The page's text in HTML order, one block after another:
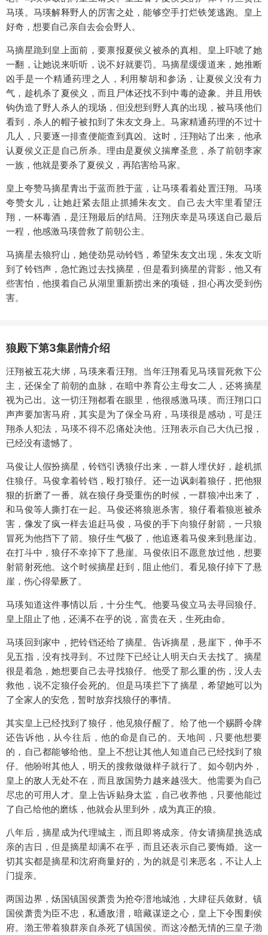
马瑛。马瑛解释野人的厉害之处，能够空手打烂铁笼逃跑。皇上
好奇，想要自己亲自去会会野人。
马摘星跪到皇上面前，要禀报夏侯义被杀的真相。皇上吓唬了她
一翻，让她说来听听，说不好就要罚。马摘星缓缓道来，她推断
凶手是一个精通药理之人，利用黎胡和参汤，让夏侯义没有力
气，趁机杀了夏侯义，而且尸体还找不到中毒的迹象。并且用铁
钩伪造了野人杀人的现场，但没想到野人真的出现，被马瑛他们
看到，杀人的帽子被扣到了朱友文身上。马家精通药理的不过十
几人，只要逐一排查便能查到真凶。这时，汪翔站了出来，他承
认夏侯义正是自己所杀。理由是夏侯义揣摩圣意，杀了前朝李家
一族，他就是要杀了夏侯义，再陷害给马家。
皇上夸赞马摘星青出于蓝而胜于蓝，让马瑛看着处置汪翔。马瑛
夸赞女儿，让她赶紧去阻止抓捕朱友文。自己去大牢里看望汪
翔，一杯毒酒，是汪翔最后的结局。汪翔庆幸是马瑛送自己最后
一程，他感激马瑛曾救了前朝公主。
马摘星去狼狩山，她使劲晃动铃铛，希望朱友文出现，朱友文听
到了铃铛声，急忙跑过去找摘星，但是看到摘星的背影，他又有
些害怕，他摸着自己从湖里重新捞出来的项链，担心再次受到伤
害。
狼殿下第3集剧情介绍
汪翔被五花大绑，马瑛来看汪翔。当年汪翔看见马瑛冒死救下公
主，还保全了前朝的血脉，在暗中养育公主母女二人，还将摘星
视为己出。这一切汪翔都看在眼里，他很感激马瑛。而汪翔口口
声声要加害马府，其实是为了保全马府，马瑛很是感动，可是汪
翔杀人犯法，马瑛不得不忍痛处决他。汪翔表示自己大仇已报，
已经没有遗憾了。
马俊让人假扮摘星，铃铛引诱狼仔出来，一群人埋伏好，趁机抓
住狼仔。马俊拿着铃铛，殴打狼仔。还一边讽刺着狼仔，把他狠
狠的折磨了一番。就在狼仔身受重伤的时候，一群狼冲出来了，
和马俊等人撕打在一起。马俊还将狼崽杀害。狼仔看着狼崽被杀
害，像发了疯一样去追赶马俊，马俊的手下向狼仔射箭，一只狼
冒死为他挡下了箭。狼仔生气极了，他追逐着马俊来到悬崖边。
在打斗中，狼仔不幸掉下了悬崖。马俊依旧不愿意放过他，想要
射箭射死他。这个时候摘星赶到，阻止他们。看见狼仔掉下了悬
崖，伤心得晕厥了。
马瑛知道这件事情以后，十分生气。他要马俊立马去寻回狼仔。
皇上阻止了他，还满不在乎的说，富贵在天，生死由命。
马瑛回到家中，把铃铛还给了摘星。告诉摘星，悬崖下，伸手不
见五指，没有找寻到。不过陛下已经让人明天白天去找了。摘星
很是着急，她想要自己去寻找狼仔。他受了那么重的伤，没人去
救他，说不定狼仔会死的。但是马瑛拦下了摘星，希望她可以为
了全家人的安危，暂时放弃找狼仔的事情。
其实皇上已经找到了狼仔，他见狼仔醒了。给了他一个赐爵令牌
还告诉他，从今往后，他的命是自己的。天地间，只要他想要
的，自己都能够给他。皇上不想让其他人知道自己已经找到了狼
仔。他吩咐其他人，明天的搜救做做样子就行了。如今朝内外，
皇上的敌人无处不在，而且敌国势力越来越强大。他需要为自己
尽忠的可用人才。皇上告诉贴身太监，自己收养他，只要他能过
了自己给他的磨练，他就会从里到外，成为真正的狼。
八年后，摘星成为代理城主，而且即将成亲。侍女请摘星挑选成
亲的吉日，但是摘星却满不在乎，而且还表示自己要悔婚。这一
切其实都是摘星和沈府商量好的，为的就是引来恶名，不让人上
门提亲。
两国边界，炀国镇国侯萧贵为抢夺溍地城池，大肆征兵敛财。镇
国侯萧贵为臣不忠，私通敌溍，暗藏谋逆之心，皇上下令围剿侯
府。渤王带着狼群亲自杀死了镇国侯。而这冷酷无情的三皇子渤